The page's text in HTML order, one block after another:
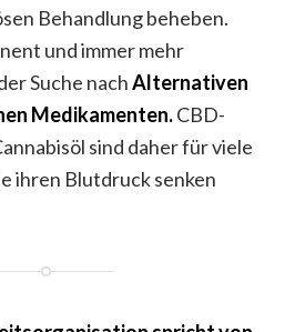
Behandlung beheben.
und immer mehr
Suche nachAlternativen
Medikamenten.CBD-
sind daher für viele
ihren Blutdruck senken